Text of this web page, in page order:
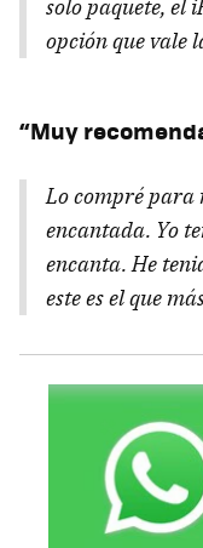
solo paquete, el
opción que vale
“Muy
Lo compré para
encantada. Yo
encanta. He
este es el que